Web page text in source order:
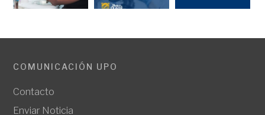
COMUNICACIÓN UPO
Contacto
Enviar Noticia